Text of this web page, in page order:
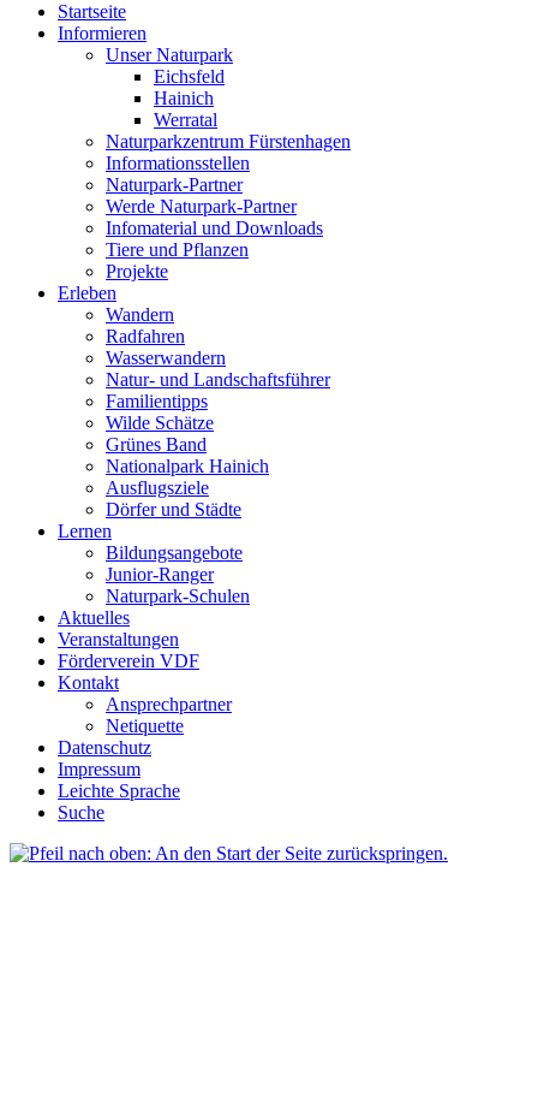
Startseite
Informieren
Unser Naturpark
Eichsfeld
Hainich
Werratal
Naturparkzentrum Fürstenhagen
Informationsstellen
Naturpark-Partner
Werde Naturpark-Partner
Infomaterial und Downloads
Tiere und Pflanzen
Projekte
Erleben
Wandern
Radfahren
Wasserwandern
Natur- und Landschaftsführer
Familientipps
Wilde Schätze
Grünes Band
Nationalpark Hainich
Ausflugsziele
Dörfer und Städte
Lernen
Bildungsangebote
Junior-Ranger
Naturpark-Schulen
Aktuelles
Veranstaltungen
Förderverein VDF
Kontakt
Ansprechpartner
Netiquette
Datenschutz
Impressum
Leichte Sprache
Suche